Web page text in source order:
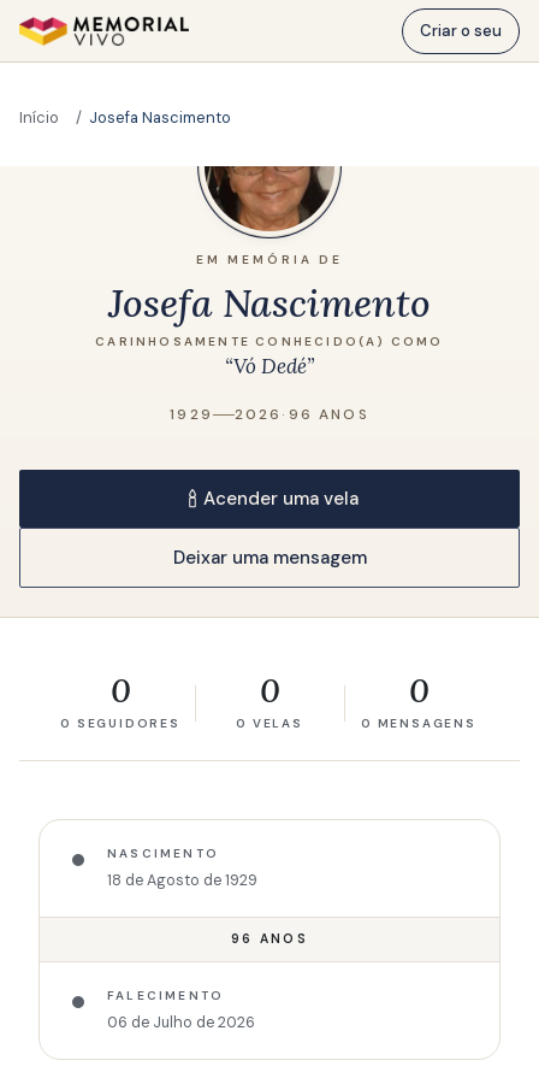
Ir para o conteúdo principal
Criar o seu
Início Josefa Nascimento
EM MEMÓRIA DE
Josefa Nascimento
CARINHOSAMENTE CONHECIDO(A) COMO
“Vó Dedé”
1929 2026 · 96 ANOS
Acender uma vela
Deixar uma mensagem
0
0 SEGUIDORES
0
0 VELAS
0
0 MENSAGENS
NASCIMENTO
18 de Agosto de 1929
96 ANOS
FALECIMENTO
06 de Julho de 2026